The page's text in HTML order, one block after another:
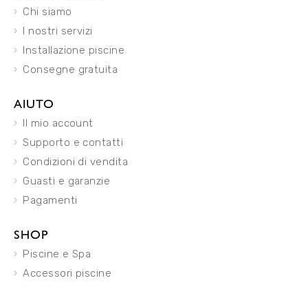
Chi siamo
I nostri servizi
Installazione piscine
Consegne gratuita
AIUTO
Il mio account
Supporto e contatti
Condizioni di vendita
Guasti e garanzie
Pagamenti
SHOP
Piscine e Spa
Accessori piscine